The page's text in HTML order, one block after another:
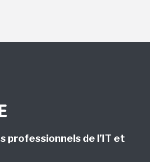
professionnels de l’IT et